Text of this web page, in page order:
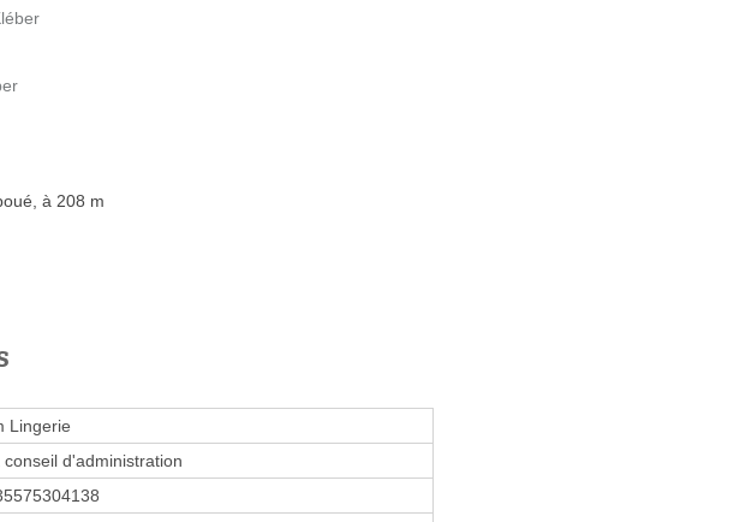
à 208 m
Lingerie
conseil d'administration